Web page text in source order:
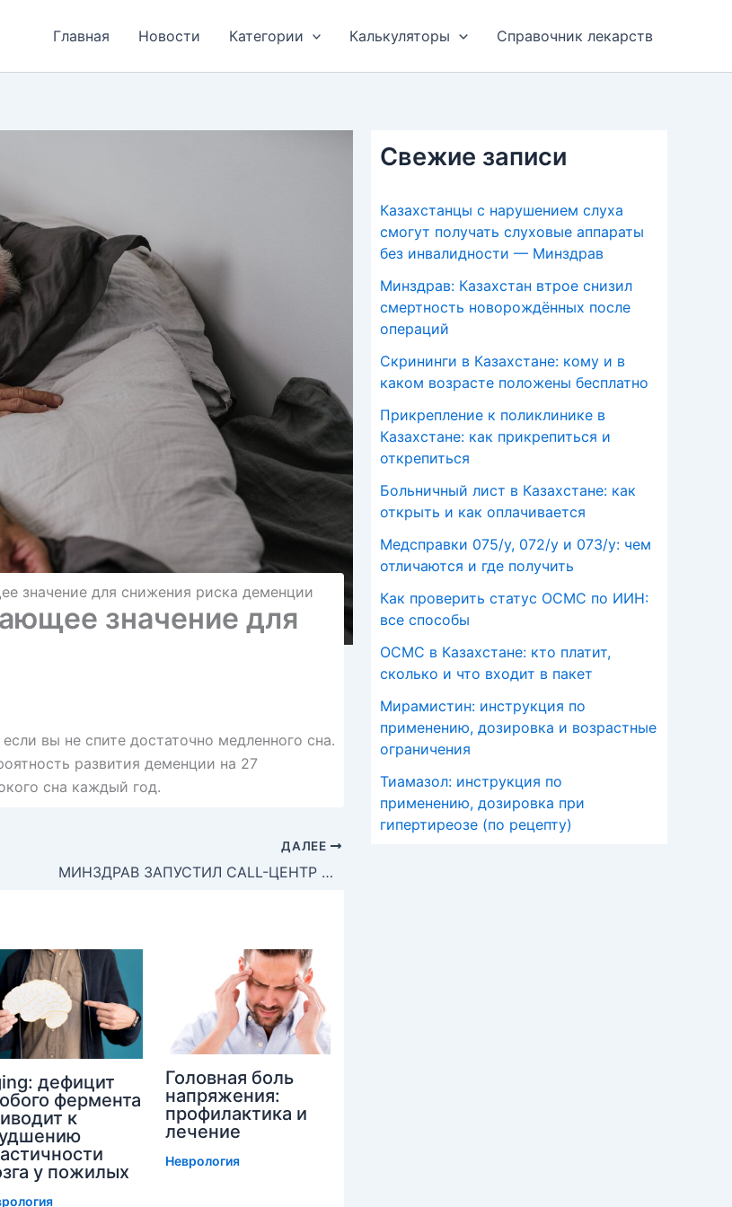
Главная Новости Категории Калькуляторы Справочник лекарств
значение для снижения риска деменции
значение для
вы не спите достаточно медленного сна.
развития деменции на 27
сна каждый год.
ДАЛЕЕ
МИНЗДРАВ ЗАПУСТИЛ CALL-ЦЕНТР ПО ВОПРОСАМ ОНКОЛОГИЧЕСКОЙ ПОМОЩИ
дефицит
фермента
к
у пожилых
Головная боль
напряжения:
профилактика и
лечение
Неврология
Свежие записи
Казахстанцы с нарушением слуха
смогут получать слуховые аппараты
без инвалидности — Минздрав
Минздрав: Казахстан втрое снизил
смертность новорождённых после
операций
Скрининги в Казахстане: кому и в
каком возрасте положены бесплатно
Прикрепление к поликлинике в
Казахстане: как прикрепиться и
открепиться
Больничный лист в Казахстане: как
открыть и как оплачивается
Медсправки 075/у, 072/у и 073/у: чем
отличаются и где получить
Как проверить статус ОСМС по ИИН:
все способы
ОСМС в Казахстане: кто платит,
сколько и что входит в пакет
Мирамистин: инструкция по
применению, дозировка и возрастные
ограничения
Тиамазол: инструкция по
применению, дозировка при
гипертиреозе (по рецепту)